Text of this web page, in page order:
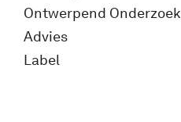
Ontwerpend Onderzoek
Advies
Label